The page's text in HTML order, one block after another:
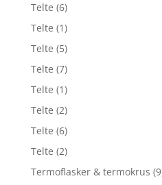
Telte (6)
Telte (1)
Telte (5)
Telte (7)
Telte (1)
Telte (2)
Telte (6)
Telte (2)
Termoflasker & termokrus